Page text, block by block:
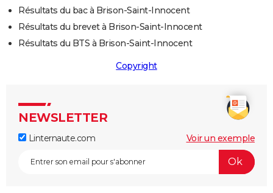
Résultats du bac à Brison-Saint-Innocent
Résultats du brevet à Brison-Saint-Innocent
Résultats du BTS à Brison-Saint-Innocent
Copyright
NEWSLETTER
Linternaute.com Voir un exemple